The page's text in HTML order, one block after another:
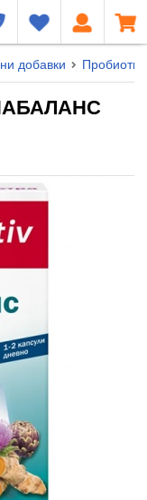
добавки